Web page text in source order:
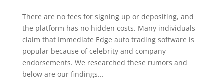
There are no fees for signing up or depositing, and
the platform has no hidden costs. Many individuals
claim that Immediate Edge auto trading software is
popular because of celebrity and company
endorsements. We researched these rumors and
below are our findings...